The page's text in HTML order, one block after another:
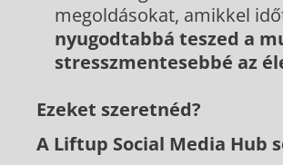
megoldásokat, amikkel
nyugodtabbá teszed a
stresszmentesebbé az
Ezeket szeretnéd?
A Liftup Social Media Hub